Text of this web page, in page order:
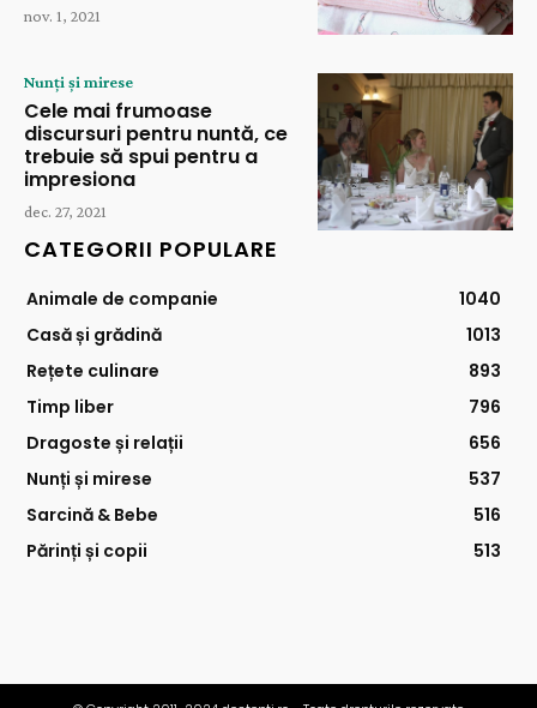
nov. 1, 2021
Nunți și mirese
Cele mai frumoase
discursuri pentru nuntă, ce
trebuie să spui pentru a
impresiona
dec. 27, 2021
CATEGORII POPULARE
Animale de companie
1040
Casă și grădină
1013
Rețete culinare
893
Timp liber
796
Dragoste și relații
656
Nunți și mirese
537
Sarcină & Bebe
516
Părinți și copii
513